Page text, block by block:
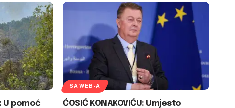
U pomoć
SA WEB-A
ĆOSIĆ KONAKOVIĆU: Umjesto